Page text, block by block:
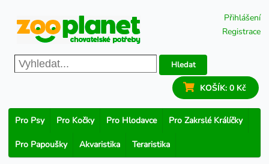
Přihlášení
Registrace
Hledat
KOŠÍK: 0 Kč
Pro Psy Pro Kočky Pro Hlodavce Pro Zakrslé Králíčky
Pro Papoušky Akvaristika Teraristika